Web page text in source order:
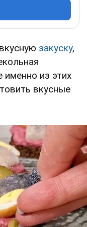
закуску,
из этих
вкусные